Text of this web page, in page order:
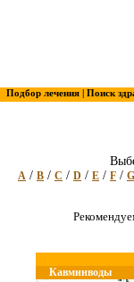
Подбор лечения | Поиск
A / B / C / D / E / F / G
Кавминводы